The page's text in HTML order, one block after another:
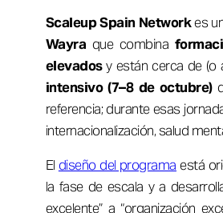
Scaleup Spain Networkes
Wayra que combina
elevadosy están cerca de (o
intensivo (7–8 de octubre)
referencia; durante esas
internacionalización, salud
El diseño del programa está
la fase de escala y a
excelente” a “organización